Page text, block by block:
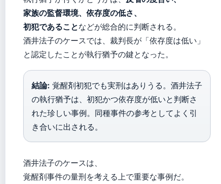
家族の監督環境、依存度の低さ、
初犯であることなどが総合的に判断される。
酒井法子のケースでは、裁判長が「依存度は低い」
と認定したことが執行猶予の鍵となった。
結論: 覚醒剤初犯でも実刑はありうる。酒井法子
の執行猶予は、初犯かつ依存度が低いと判断さ
れた珍しい事例。同種事件の参考としてよく引
き合いに出される。
酒井法子のケースは、
覚醒剤事件の量刑を考える上で重要な事例だ。